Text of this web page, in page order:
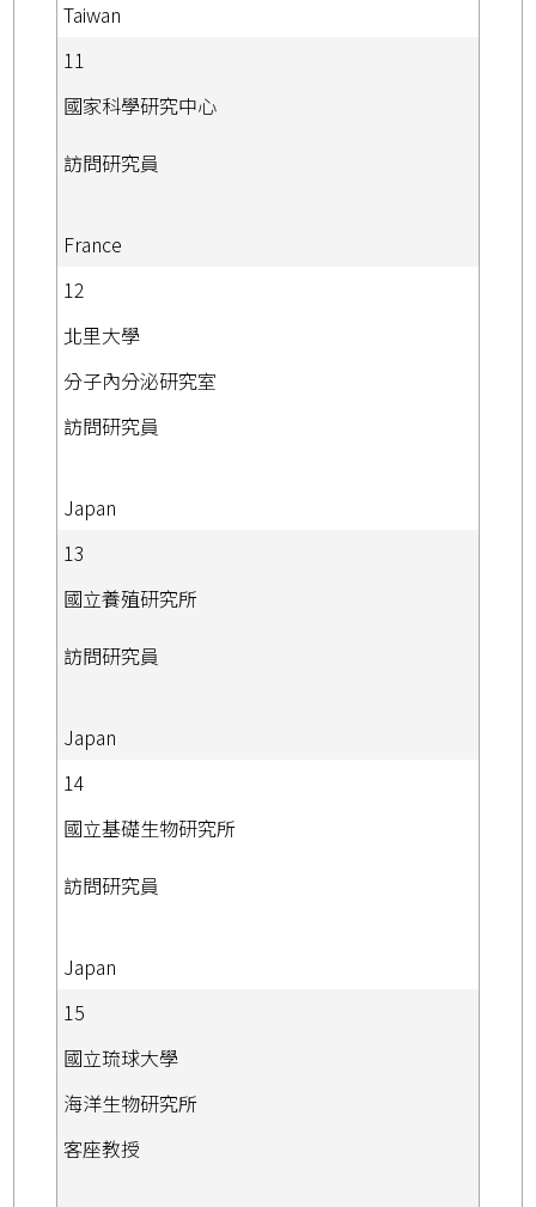
Taiwan
11
國家科學研究中心
訪問研究員
France
12
北里大學
分子內分泌研究室
訪問研究員
Japan
13
國立養殖研究所
訪問研究員
Japan
14
國立基礎生物研究所
訪問研究員
Japan
15
國立琉球大學
海洋生物研究所
客座教授